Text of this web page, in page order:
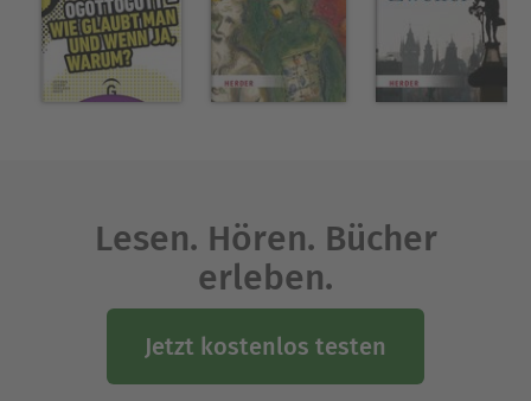
Ausblenden
Lesen. Hören. Bücher
erleben.
Jetzt kostenlos testen